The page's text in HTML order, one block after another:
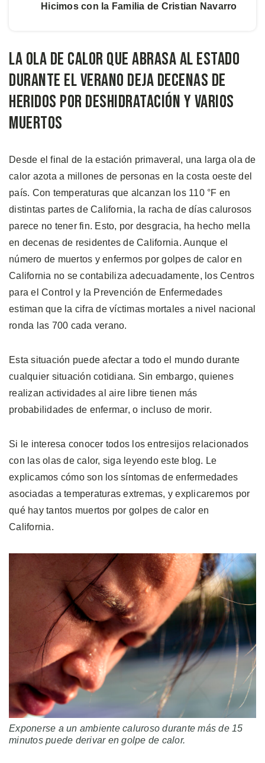
Hicimos con la Familia de Cristian Navarro
La Ola de Calor Que Abrasa Al Estado
Durante El Verano Deja Decenas de
Heridos Por Deshidratación y Varios
Muertos
Desde el final de la estación primaveral, una larga ola de
calor azota a millones de personas en la costa oeste del
país. Con temperaturas que alcanzan los 110 °F en
distintas partes de California, la racha de días calurosos
parece no tener fin. Esto, por desgracia, ha hecho mella
en decenas de residentes de California. Aunque el
número de muertos y enfermos por golpes de calor en
California no se contabiliza adecuadamente, los Centros
para el Control y la Prevención de Enfermedades
estiman que la cifra de víctimas mortales a nivel nacional
ronda las 700 cada verano.
Esta situación puede afectar a todo el mundo durante
cualquier situación cotidiana. Sin embargo, quienes
realizan actividades al aire libre tienen más
probabilidades de enfermar, o incluso de morir.
Si le interesa conocer todos los entresijos relacionados
con las olas de calor, siga leyendo este blog. Le
explicamos cómo son los síntomas de enfermedades
asociadas a temperaturas extremas, y explicaremos por
qué hay tantos muertos por golpes de calor en
California.
Exponerse a un ambiente caluroso durante más de 15
minutos puede derivar en golpe de calor.